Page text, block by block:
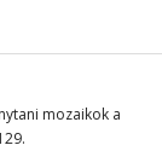
mozaikok a